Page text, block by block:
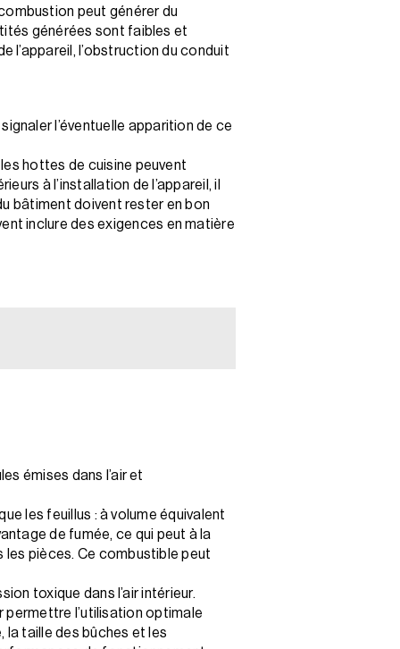
peut générer du
générées sont faibles et
l’appareil, l’obstruction du conduit
l’éventuelle apparition de ce
hottes de cuisine peuvent
à l’installation de l’appareil, il
bâtiment doivent rester en bon
inclure des exigences en matière
émises dans l’air et
les feuillus : à volume équivalent
de fumée, ce qui peut à la
les pièces. Ce combustible peut
toxique dans l’air intérieur.
permettre l’utilisation optimale
la taille des bûches et les